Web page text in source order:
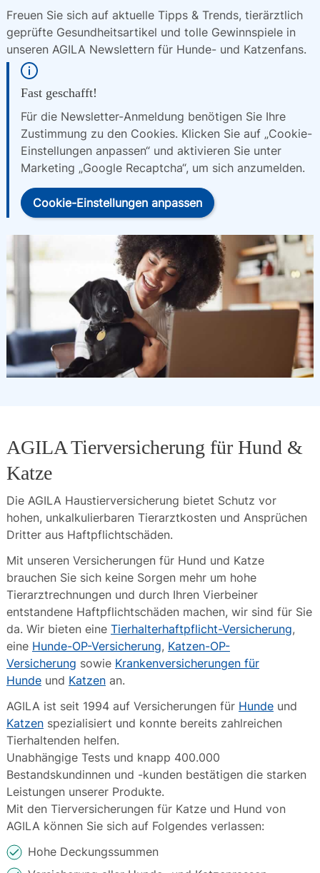
Freuen Sie sich auf aktuelle Tipps & Trends, tierärztlich
geprüfte Gesundheitsartikel und tolle Gewinnspiele in
unseren AGILA Newslettern für Hunde- und Katzenfans.
Fast geschafft!
Für die Newsletter-Anmeldung benötigen Sie Ihre
Zustimmung zu den Cookies. Klicken Sie auf „Cookie-
Einstellungen anpassen“ und aktivieren Sie unter
Marketing „Google Recaptcha“, um sich anzumelden.
Cookie-Einstellungen anpassen
AGILA Tierversicherung für Hund &
Katze
Die AGILA Haustierversicherung bietet Schutz vor
hohen, unkalkulierbaren Tierarztkosten und Ansprüchen
Dritter aus Haftpflichtschäden.
Mit unseren Versicherungen für Hund und Katze
brauchen Sie sich keine Sorgen mehr um hohe
Tierarztrechnungen und durch Ihren Vierbeiner
entstandene Haftpflichtschäden machen, wir sind für Sie
da. Wir bieten eine Tierhalterhaftpflicht-Versicherung,
eine Hunde-OP-Versicherung, Katzen-OP-
Versicherung sowie Krankenversicherungen für
Hunde und Katzen an.
AGILA ist seit 1994 auf Versicherungen für Hunde und
Katzen spezialisiert und konnte bereits zahlreichen
Tierhaltenden helfen.
Unabhängige Tests und knapp 400.000
Bestandskundinnen und -kunden bestätigen die starken
Leistungen unserer Produkte.
Mit den Tierversicherungen für Katze und Hund von
AGILA können Sie sich auf Folgendes verlassen:
Hohe Deckungssummen